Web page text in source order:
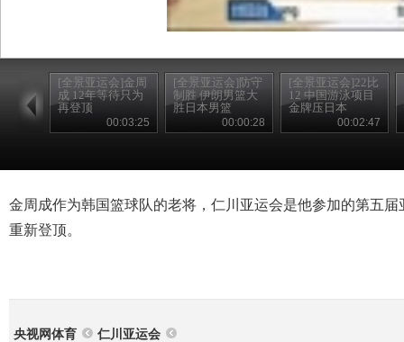
[全景亚运会]金周
成 12年等待只为
再登顶
00:03:25
[全景亚运会]防守
制胜 伊朗男篮大
胜日本男篮
00:00:28
[全景亚运会]22比
12 中国游泳项目
金牌压日本
00:02:47
金周成作为韩国篮球队的老将，仁川亚运会是他参加的第五
重新登顶。
央视网体育 仁川亚运会